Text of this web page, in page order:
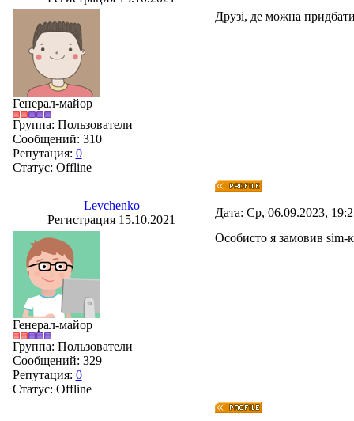
Генерал-майор
Группа: Пользователи
Сообщений: 310
Репутация: 0
Статус: Offline
Друзі, де можна
Levchenko
Регистрация 15.10.2021
Дата: Ср, 06.09.2023,
Генерал-майор
Группа: Пользователи
Сообщений: 329
Репутация: 0
Статус: Offline
Особисто я замовив sim-